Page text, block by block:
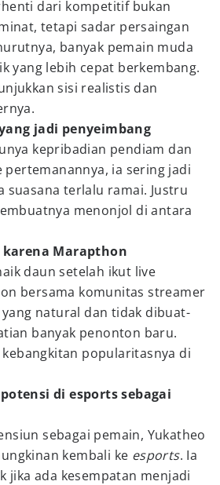
dari kompetitif bukan
tetapi sadar persaingan
banyak pemain muda
yang lebih cepat berkembang.
sisi realistis dan
jadi penyeimbang
kepribadian pendiam dan
pertemanannya, ia sering jadi
suasana terlalu ramai. Justru
menonjol di antara
Marapthon
daun setelah ikut live
bersama komunitas streamer
natural dan tidak dibuat-
banyak penonton baru.
popularitasnya di
di esports sebagai
sebagai pemain, Yukatheo
kembali ke esports. Ia
jika ada kesempatan menjadi